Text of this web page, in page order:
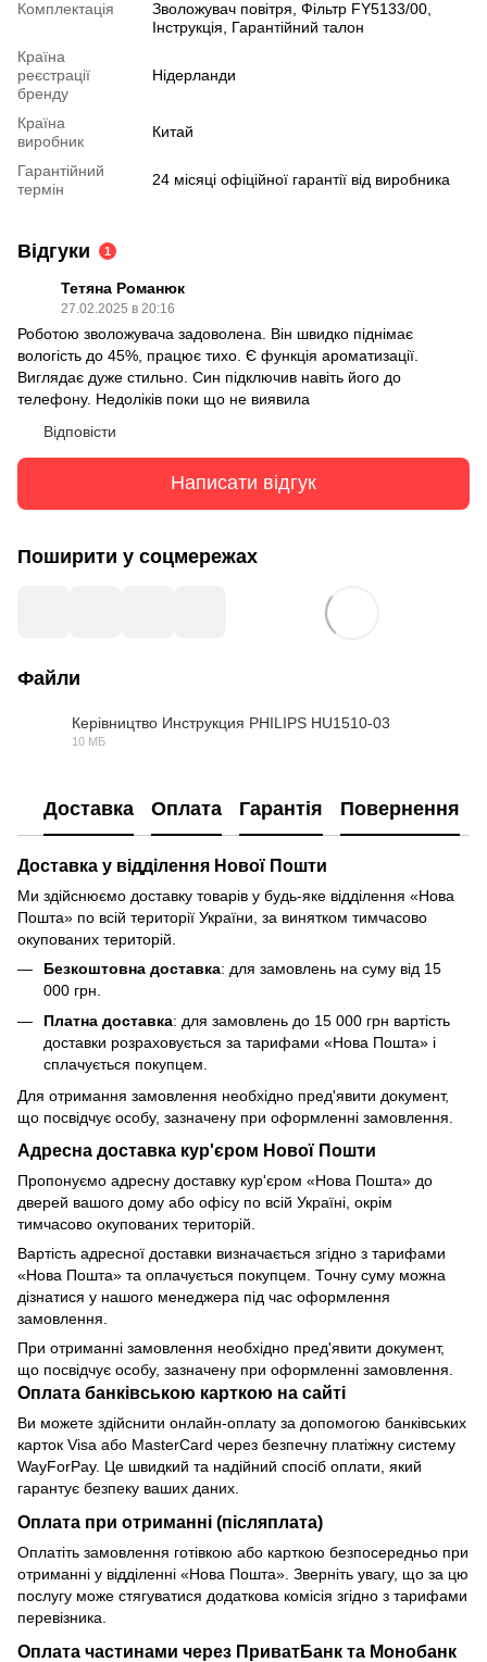
Комплектація
Зволожувач повітря, Фільтр FY5133/00,
Інструкція, Гарантійний талон
Країна
реєстрації
бренду
Нідерланди
Країна
виробник
Китай
Гарантійний
термін
24 місяці офіційної гарантії від виробника
Відгуки 1
Тетяна Романюк
27.02.2025 в 20:16
Роботою зволожувача задоволена. Він швидко піднімає
вологість до 45%, працює тихо. Є функція ароматизації.
Виглядає дуже стильно. Син підключив навіть його до
телефону. Недоліків поки що не виявила
Відповісти
Написати відгук
Поширити у соцмережах
Файли
Керівництво Инструкция PHILIPS HU1510-03
10 МБ
Доставка Оплата Гарантія Повернення
Доставка у відділення Нової Пошти
Ми здійснюємо доставку товарів у будь-яке відділення «Нова
Пошта» по всій території України, за винятком тимчасово
окупованих територій.
Безкоштовна доставка: для замовлень на суму від 15
000 грн.
Платна доставка: для замовлень до 15 000 грн вартість
доставки розраховується за тарифами «Нова Пошта» і
сплачується покупцем.
Для отримання замовлення необхідно пред'явити документ,
що посвідчує особу, зазначену при оформленні замовлення.
Адресна доставка кур'єром Нової Пошти
Пропонуємо адресну доставку кур'єром «Нова Пошта» до
дверей вашого дому або офісу по всій Україні, окрім
тимчасово окупованих територій.
Вартість адресної доставки визначається згідно з тарифами
«Нова Пошта» та оплачується покупцем. Точну суму можна
дізнатися у нашого менеджера під час оформлення
замовлення.
При отриманні замовлення необхідно пред'явити документ,
що посвідчує особу, зазначену при оформленні замовлення.
Оплата банківською карткою на сайті
Ви можете здійснити онлайн-оплату за допомогою банківських
карток Visa або MasterCard через безпечну платіжну систему
WayForPay. Це швидкий та надійний спосіб оплати, який
гарантує безпеку ваших даних.
Оплата при отриманні (післяплата)
Оплатіть замовлення готівкою або карткою безпосередньо при
отриманні у відділенні «Нова Пошта». Зверніть увагу, що за цю
послугу може стягуватися додаткова комісія згідно з тарифами
перевізника.
Оплата частинами через ПриватБанк та Монобанк